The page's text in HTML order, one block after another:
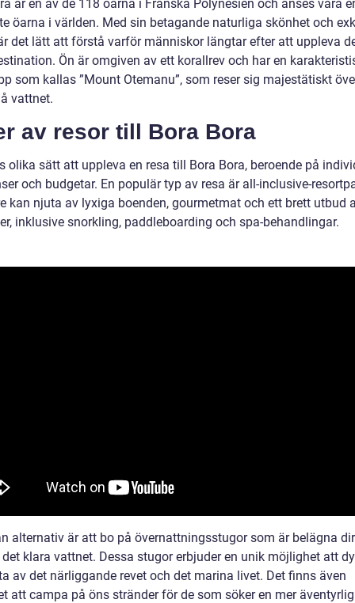
är en av de 118 öarna i Franska Polynesien och anses vara
öarna i världen. Med sin betagande naturliga skönhet och
det lätt att förstå varför människor längtar efter att uppleva
Ön är omgiven av ett korallrev och har en
som kallas ”Mount Otemanu”, som reser sig majestätiskt
vattnet.
av resor till Bora Bora
olika sätt att uppleva en resa till Bora Bora, beroende på
och budgetar. En populär typ av resa är all-inclusive-
kan njuta av lyxiga boenden, gourmetmat och ett brett utbud
inklusive snorkling, paddleboarding och spa-behandlingar.
alternativ är att bo på övernattningsstugor som är belägna
klara vattnet. Dessa stugor erbjuder en unik möjlighet att
av det närliggande revet och det marina livet. Det finns även
att campa på öns stränder för de som söker en mer äventyrlig